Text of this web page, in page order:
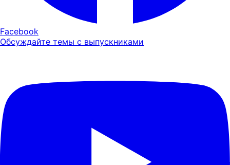
Facebook
Обсуждайте темы с выпускниками